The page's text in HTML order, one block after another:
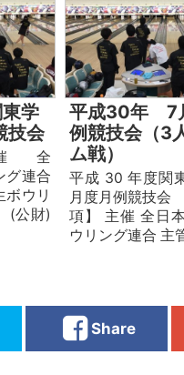
学
技会
催 全
グ連合
ウリ
公財)
平成30年 7
例競技会（3
ム戦）
平成 30 年度関
月度月例競技会
項】 主催 全日
ウリング連合 主
Share